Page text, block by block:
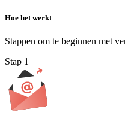
Hoe het werkt
Stappen om te beginnen met
Stap 1